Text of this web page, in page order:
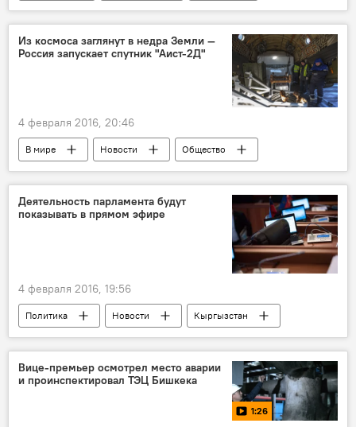
Иран
санкции
посол
Кыргызстан
Из космоса заглянут в недра Земли —
Россия запускает спутник "Аист-2Д"
4 февраля 2016, 20:46
В мире Новости
Общество
орбита
космос
Россия
земля
Деятельность парламента будут
показывать в прямом эфире
4 февраля 2016, 19:56
Политика Новости
Кыргызстан
Асылбек Жээнбеков
Жогорку Кенеш
парламент
Вице-премьер осмотрел место аварии
и проинспектировал ТЭЦ Бишкека
1:26